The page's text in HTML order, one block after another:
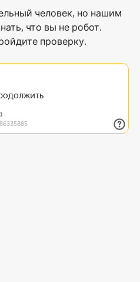
человек, но нашим
что вы не робот.
проверку.